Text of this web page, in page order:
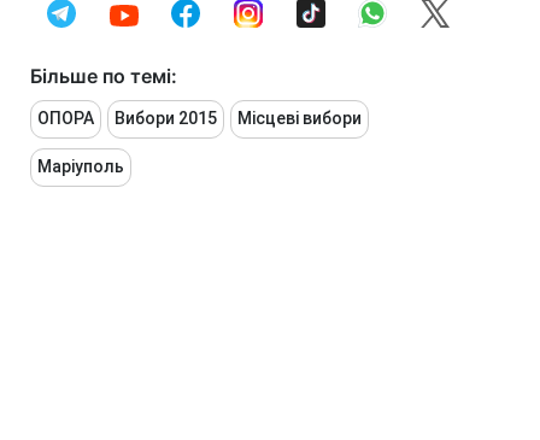
Більше по темі:
ОПОРА Вибори 2015 Місцеві вибори
Маріуполь